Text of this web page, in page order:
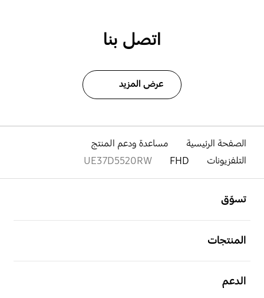
اتصل بنا
عرض المزيد
الصفحة الرئيسية
مساعدة ودعم المنتج
التلفزيونات
FHD
UE37D5520RW
تسوّق
المنتجات
الدعم